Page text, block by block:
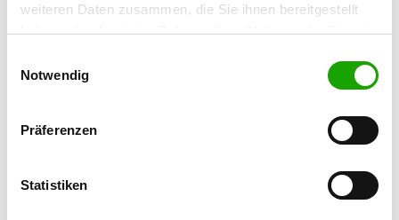
weiteren Daten zusammen, die Sie ihnen bereitgestellt
haben oder die sie im Rahmen Ihrer Nutzung der Dienste
Cookies, wenn Sie unsere Webseite weiterhin nutzen.
Notwendig
Präferenzen
Statistiken
E-Mail:
Angebot:
Schutzdienst, RallyObedience, RO ist aktuell